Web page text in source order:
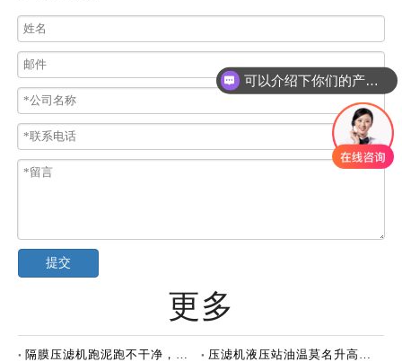
提交
更多
隔膜压滤机跑泥跑不干净，可能滤布没选对
压滤机液压站油温莫名升高，可能不是油的问题
可以介绍下你们的产品么